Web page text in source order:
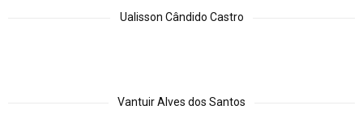
Ualisson Cândido Castro
Vantuir Alves dos Santos